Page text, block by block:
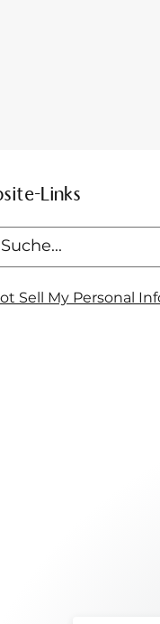
Links
Sell My Personal